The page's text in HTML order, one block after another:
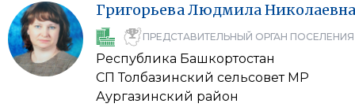
ГригорьеваЛюдмилаНиколаевна
ПРЕДСТАВИТЕЛЬНЫЙ ОРГАН ПОСЕЛЕНИЯ
Республика Башкортостан
СП Толбазинский сельсовет МР
Аургазинский район